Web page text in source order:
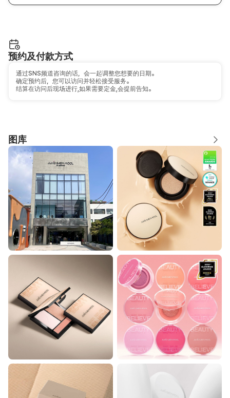
预约及付款方式
通过SNS频道咨询的话，会一起调整您想要的日期。
确定预约后，您可以访问并轻松接受服务。
结算在访问后现场进行,如果需要定金,会提前告知。
图库